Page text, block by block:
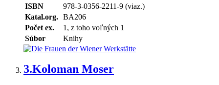
ISBN
978-3-0356-2211-9 (viaz.)
Katal.org. BA206
Počet ex.
1, z toho voľných 1
Súbor
Knihy
3.Koloman Moser